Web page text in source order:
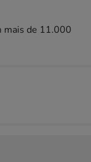
mais de 11.000